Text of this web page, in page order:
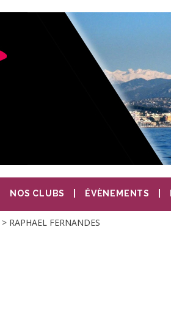
NOS CLUBS ÉVÈNEMENTS
> RAPHAEL FERNANDES